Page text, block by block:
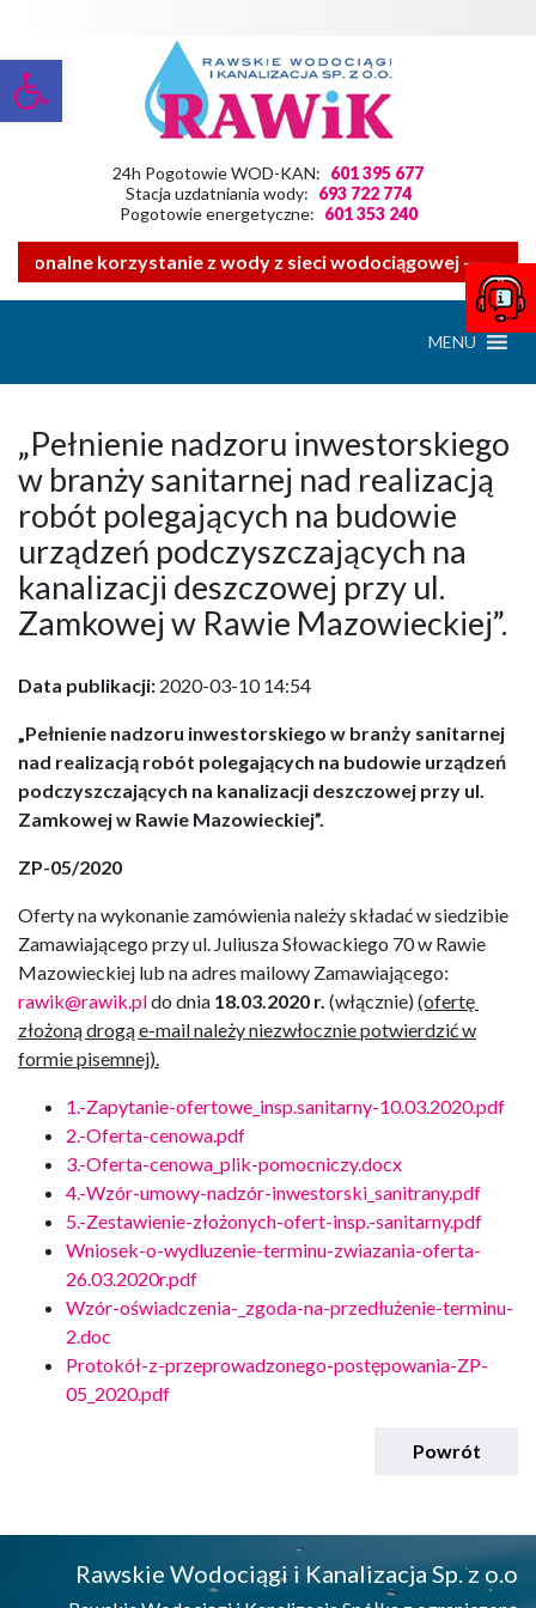
Otwórz pasek narzędzi
24h Pogotowie WOD-KAN: 601 395 677
Stacja uzdatniania wody: 693 722 774
Pogotowie energetyczne: 601 353 240
korzystanie z wody z sieci wodociągowej ——-
MENU
„Pełnienie nadzoru inwestorskiego
w branży sanitarnej nad realizacją
robót polegających na budowie
urządzeń podczyszczających na
kanalizacji deszczowej przy ul.
Zamkowej w Rawie Mazowieckiej”.
Data publikacji: 2020-03-10 14:54
„Pełnienie nadzoru inwestorskiego w branży sanitarnej
nad realizacją robót polegających na budowie urządzeń
podczyszczających na kanalizacji deszczowej przy ul.
Zamkowej w Rawie Mazowieckiej”.
ZP-05/2020
Oferty na wykonanie zamówienia należy składać w siedzibie
Zamawiającego przy ul. Juliusza Słowackiego 70 w Rawie
Mazowieckiej lub na adres mailowy Zamawiającego:
rawik@rawik.pldo dnia 18.03.2020 r. (włącznie)(ofertę
złożoną drogą e-mail należy niezwłocznie potwierdzić w
formie pisemnej).
1.-Zapytanie-ofertowe_insp.sanitarny-10.03.2020.pdf
2.-Oferta-cenowa.pdf
3.-Oferta-cenowa_plik-pomocniczy.docx
4.-Wzór-umowy-nadzór-inwestorski_sanitrany.pdf
5.-Zestawienie-złożonych-ofert-insp.-sanitarny.pdf
Wniosek-o-wydluzenie-terminu-zwiazania-oferta-
26.03.2020r.pdf
Wzór-oświadczenia-_zgoda-na-przedłużenie-terminu-
2.doc
Protokół-z-przeprowadzonego-postępowania-ZP-
05_2020.pdf
Powrót
Rawskie Wodociągi i Kanalizacja Sp. z o.o